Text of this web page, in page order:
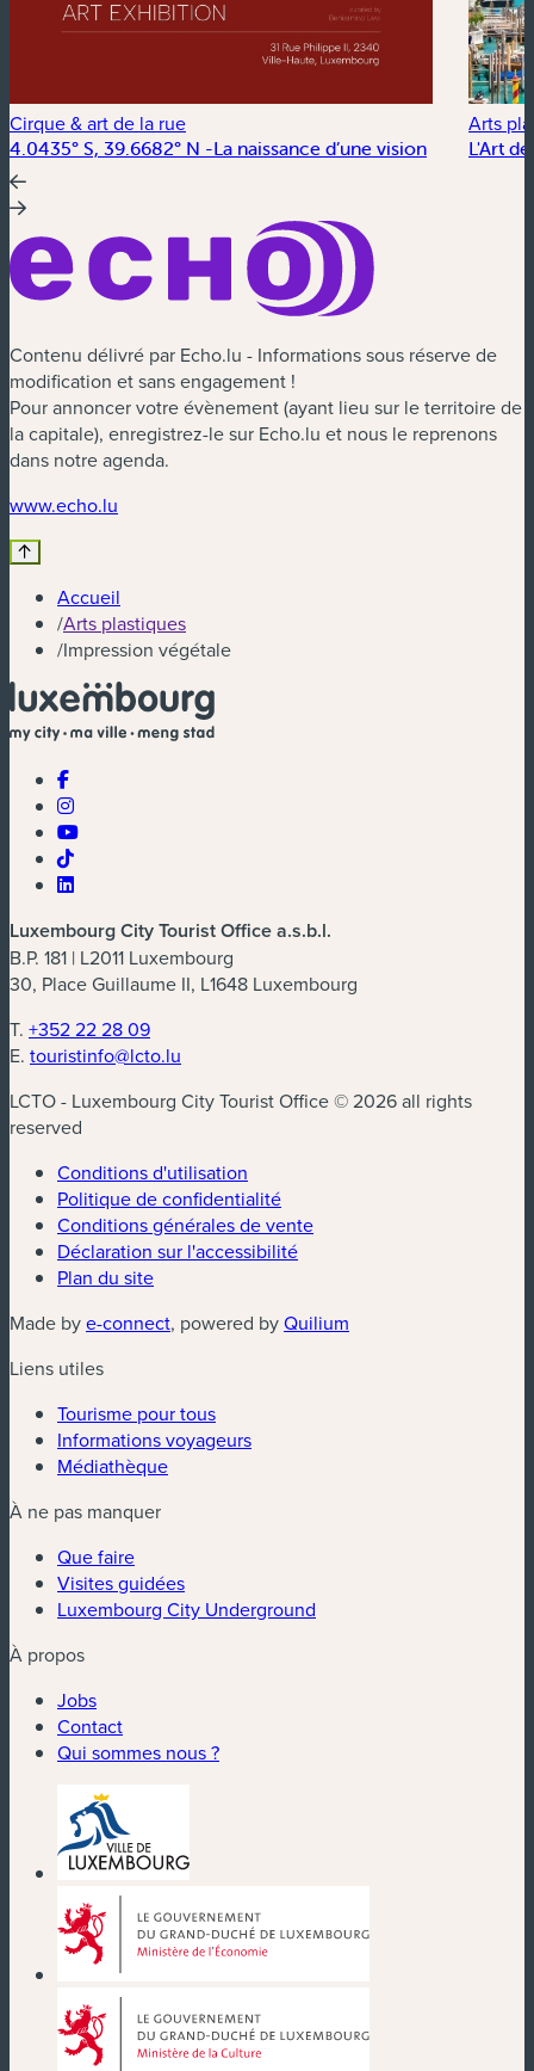
Cirque & art de la rue
4.0435° S, 39.6682° N -La naissance d’une vision
Arts
L'Art
Contenu délivré par Echo.lu - Informations sous réserve de
modification et sans engagement !
Pour annoncer votre évènement (ayant lieu sur le territoire de
la capitale), enregistrez-le sur Echo.lu et nous le reprenons
dans notre agenda.
www.echo.lu
Accueil
/Arts plastiques
/Impression végétale
Luxembourg City Tourist Office a.s.b.l.
B.P. 181 | L2011 Luxembourg
30, Place Guillaume II, L1648 Luxembourg
T. +352 22 28 09
E. touristinfo@lcto.lu
LCTO - Luxembourg City Tourist Office © 2026 all rights
reserved
Conditions d'utilisation
Politique de confidentialité
Conditions générales de vente
Déclaration sur l'accessibilité
Plan du site
Made bye-connect(nouvelle fenêtre)
, powered byQuilium
Liens utiles
Tourisme pour tous
Informations voyageurs
Médiathèque
À ne pas manquer
Que faire
Visites guidées
Luxembourg City Underground
À propos
Jobs
Contact
Qui sommes nous ?